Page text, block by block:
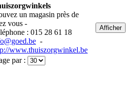
un magasin près de
vous -
: 015 28 61 18
-
www.thuiszorgwinkel.be
Afficher
par :